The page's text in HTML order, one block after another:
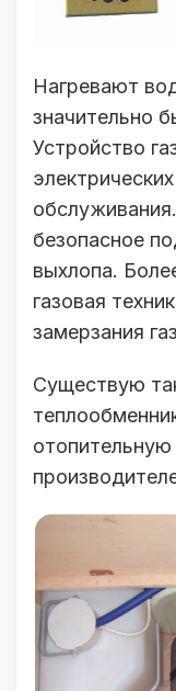
Нагревают
значительно
Устройство
безопасное
выхлопа.
газовая
замерзания
Существую